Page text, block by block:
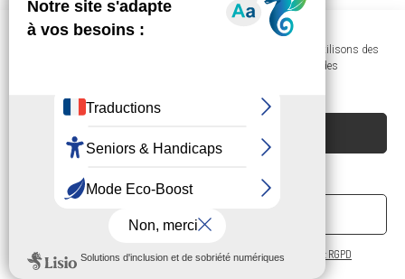
Dans le respect de votre confidentialité et de vos données, nous utilisons des
cookies afin d'améliorer votre navigation sur nos sites et réaliser des
PRÉFÉRENCES
Politique de confidentialité et RGPDPolitique de confidentialité et RGPD